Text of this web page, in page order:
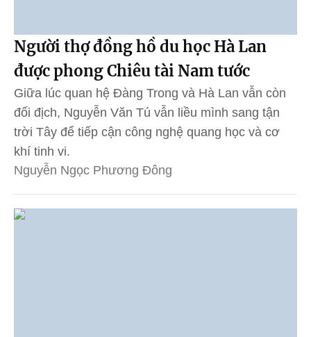
Người thợ đồng hồ du học Hà Lan
được phong Chiêu tài Nam tước
Giữa lúc quan hệ Đàng Trong và Hà Lan vẫn còn
đối địch, Nguyễn Văn Tú vẫn liều mình sang tận
trời Tây để tiếp cận công nghệ quang học và cơ
khí tinh vi.
Nguyễn Ngọc Phương Đông